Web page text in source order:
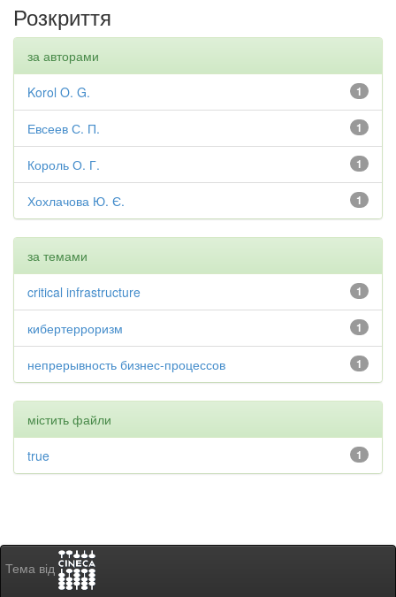
Розкриття
за авторами
1
Korol O. G.
1
Евсеев С. П.
1
Король О. Г.
1
Хохлачова Ю. Є.
за темами
1
critical infrastructure
1
кибертерроризм
1
непрерывность бизнес-процессов
містить файли
1
true
Тема від